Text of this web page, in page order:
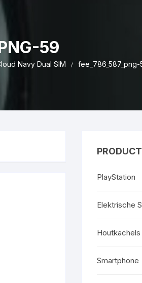
59
Navy Dual SIM fee_786_587_png-
PlayStation
Elektrische
Houtkachels
Smartphone